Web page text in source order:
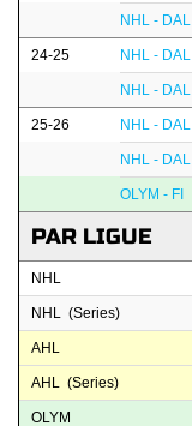
NHL - DAL
24-25 NHL - DAL
NHL - DAL
25-26 NHL - DAL
NHL - DAL
OLYM - FI
PAR LIGUE
NHL
NHL (Series)
AHL
AHL (Series)
OLYM